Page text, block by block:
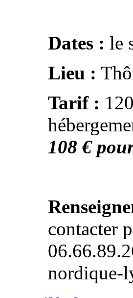
Dates : le
Lieu :
Tarif :
108 €
contacter
nordique-